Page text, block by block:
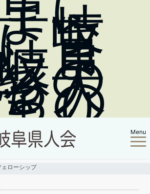
岐
育
ま
阜
の
人
の
り Menu
ェローシップ